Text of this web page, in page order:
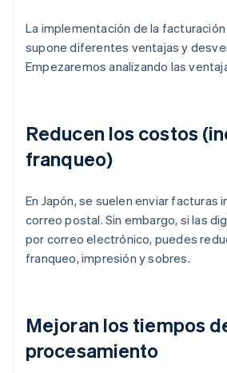
La implementación de la
supone diferentes ventajas y
Empezaremos analizando las
Reducen los costos
franqueo)
En Japón, se suelen enviar facturas
correo postal. Sin embargo, si las
por correo electrónico, puedes
franqueo, impresión y sobres.
Mejoran los tiempos
procesamiento